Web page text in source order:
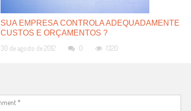
SUA EMPRESA CONTROLA ADEQUADAMENTE
CUSTOS E ORÇAMENTOS ?
30 de agosto de 2012
0 1320